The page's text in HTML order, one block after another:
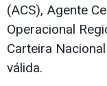
(ACS), Agente
Operacional
Carteira
válida.